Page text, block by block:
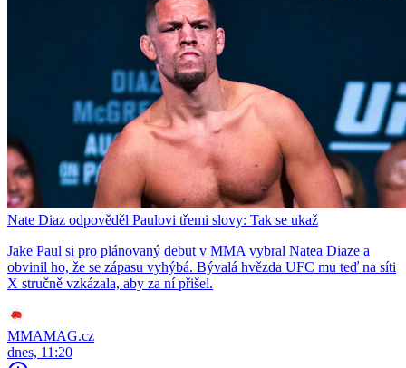
Nate Diaz odpověděl Paulovi třemi slovy: Tak se ukaž
Jake Paul si pro plánovaný debut v MMA vybral Natea Diaze a
obvinil ho, že se zápasu vyhýbá. Bývalá hvězda UFC mu teď na síti
X stručně vzkázala, aby za ní přišel.
MMAMAG.cz
dnes, 11:20